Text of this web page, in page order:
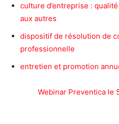
culture d’entreprise :
aux autres
dispositif de résolution de
professionnelle
entretien et promotion
Webinar Preventica le